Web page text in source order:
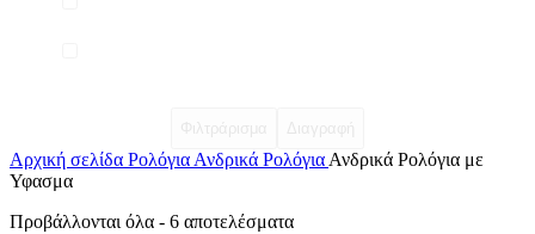
Αρχική σελίδα Ρολόγια Ανδρικά Ρολόγια Ανδρικά Ρολόγια με
Υφασμα
Προβάλλονται όλα - 6 αποτελέσματαSorted